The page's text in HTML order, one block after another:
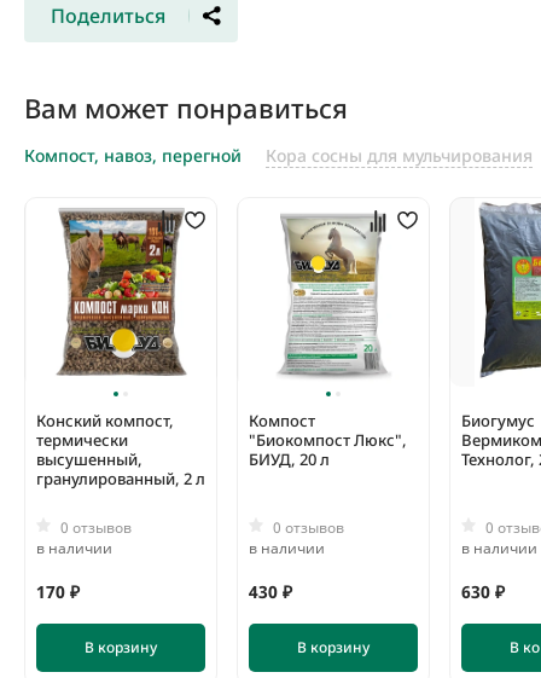
Поделиться
Вам может понравиться
Компост, навоз, перегной Кора сосны для мульчирования
Конский компост,
термически
высушенный,
гранулированный, 2 л
0 отзывов
в наличии
170 ₽
В корзину
Компост
"Биокомпост Люкс",
БИУД, 20 л
0 отзывов
в наличии
430 ₽
В корзину
Биогумус
Технолог,
0
в наличии
630 ₽
В